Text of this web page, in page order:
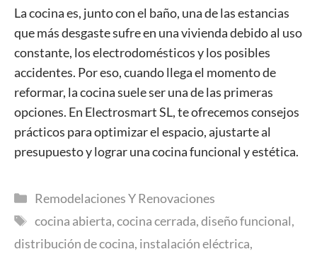
La cocina es, junto con el baño, una de las estancias
que más desgaste sufre en una vivienda debido al uso
constante, los electrodomésticos y los posibles
accidentes. Por eso, cuando llega el momento de
reformar, la cocina suele ser una de las primeras
opciones. En Electrosmart SL, te ofrecemos consejos
prácticos para optimizar el espacio, ajustarte al
presupuesto y lograr una cocina funcional y estética.
Categorías
Remodelaciones Y Renovaciones
Etiquetas
cocina abierta,cocina cerrada,diseño funcional,
distribución de cocina, instalación eléctrica,